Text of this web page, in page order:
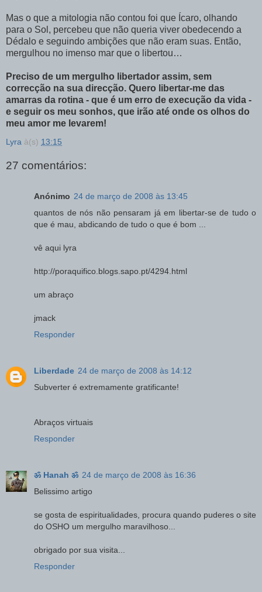
Mas o que a mitologia não contou foi que Ícaro, olhando
para o Sol, percebeu que não queria viver obedecendo a
Dédalo e seguindo ambições que não eram suas. Então,
mergulhou no imenso mar que o libertou…
Preciso de um mergulho libertador assim, sem
correcção na sua direcção. Quero libertar-me das
amarras da rotina - que é um erro de execução da vida -
e seguir os meu sonhos, que irão até onde os olhos do
meu amor me levarem!
Lyra à(s) 13:15
27 comentários:
Anónimo 24 de março de 2008 às 13:45
quantos de nós não pensaram já em libertar-se de tudo o
que é mau, abdicando de tudo o que é bom ...
vê aqui lyra
http://poraquifico.blogs.sapo.pt/4294.html
um abraço
jmack
Responder
Liberdade 24 de março de 2008 às 14:12
Subverter é extremamente gratificante!
Abraços virtuais
Responder
ॐ Hanah ॐ 24 de março de 2008 às 16:36
Belissimo artigo
se gosta de espiritualidades, procura quando puderes o site
do OSHO um mergulho maravilhoso...
obrigado por sua visita...
Responder